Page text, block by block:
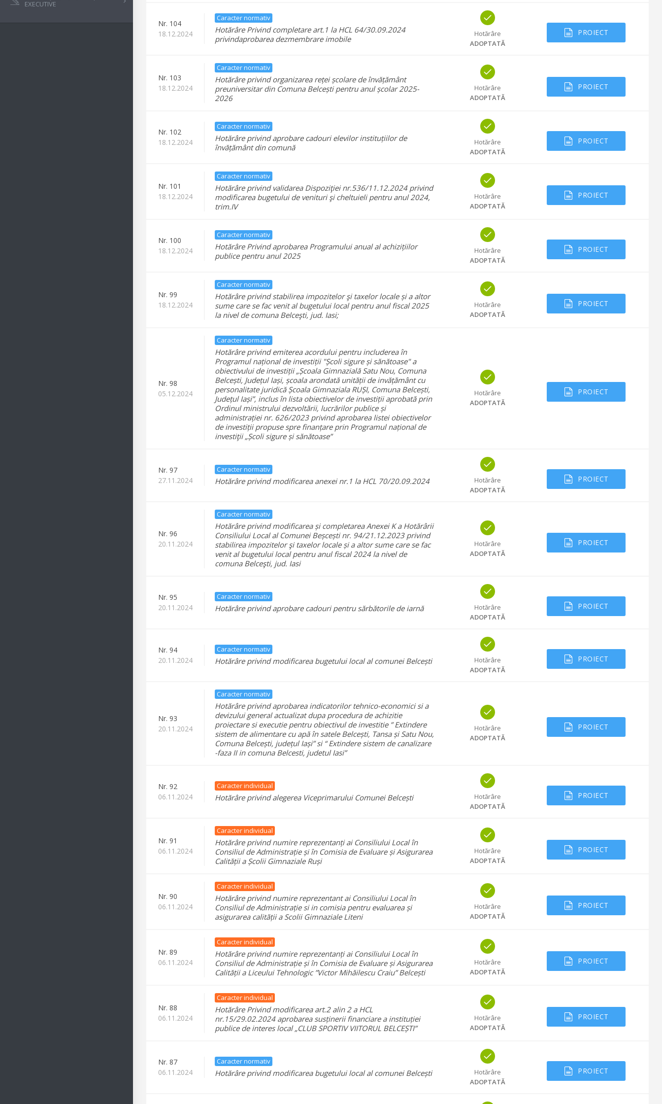
EXECUTIVE
Nr. 104
18.12.2024
Caracter normativ
Hotărâre Privind completare art.1 la HCL 64/30.09.2024
privindaprobarea dezmembrare imobile
Hotărâre
ADOPTATĂ
PROIECT
Nr. 103
18.12.2024
Caracter normativ
Hotărâre privind organizarea reței școlare de învățământ
preuniversitar din Comuna Belcești pentru anul școlar 2025-
2026
Hotărâre
ADOPTATĂ
PROIECT
Nr. 102
18.12.2024
Caracter normativ
Hotărâre privind aprobare cadouri elevilor instituțiilor de
învățământ din comună
Hotărâre
ADOPTATĂ
PROIECT
Nr. 101
18.12.2024
Caracter normativ
Hotărâre privind validarea Dispoziţiei nr.536/11.12.2024 privind
modificarea bugetului de venituri şi cheltuieli pentru anul 2024,
trim.IV
Hotărâre
ADOPTATĂ
PROIECT
Nr. 100
18.12.2024
Caracter normativ
Hotărâre Privind aprobarea Programului anual al achizițiilor
publice pentru anul 2025
Hotărâre
ADOPTATĂ
PROIECT
Nr. 99
18.12.2024
Caracter normativ
Hotărâre privind stabilirea impozitelor şi taxelor locale și a altor
sume care se fac venit al bugetului local pentru anul fiscal 2025
la nivel de comuna Belceşti, jud. Iasi;
Hotărâre
ADOPTATĂ
PROIECT
Nr. 98
05.12.2024
Caracter normativ
Hotărâre privind emiterea acordului pentru includerea în
Programul național de investiții "Școli sigure și sănătoase" a
obiectivului de investiții „Școala Gimnazială Satu Nou, Comuna
Belcești, Județul Iași, școala arondată unității de invățământ cu
personalitate juridică Școala Gimnaziala RUȘI, Comuna Belcești,
Județul Iași”, inclus în lista obiectivelor de investiții aprobată prin
Ordinul ministrului dezvoltării, lucrărilor publice și
administrației nr. 626/2023 privind aprobarea listei obiectivelor
de investiții propuse spre finanțare prin Programul național de
investiţii „Școli sigure și sănătoase”
Hotărâre
ADOPTATĂ
PROIECT
Nr. 97
27.11.2024
Caracter normativ
Hotărâre privind modificarea anexei nr.1 la HCL 70/20.09.2024
Hotărâre
ADOPTATĂ
PROIECT
Nr. 96
20.11.2024
Caracter normativ
Hotărâre privind modificarea și completarea Anexei K a Hotărârii
Consiliului Local al Comunei Beșcești nr. 94/21.12.2023 privind
stabilirea impozitelor şi taxelor locale și a altor sume care se fac
venit al bugetului local pentru anul fiscal 2024 la nivel de
comuna Belceşti, jud. Iasi
Hotărâre
ADOPTATĂ
PROIECT
Nr. 95
20.11.2024
Caracter normativ
Hotărâre privind aprobare cadouri pentru sărbătorile de iarnă
Hotărâre
ADOPTATĂ
PROIECT
Nr. 94
20.11.2024
Caracter normativ
Hotărâre privind modificarea bugetului local al comunei Belcești
Hotărâre
ADOPTATĂ
PROIECT
Nr. 93
20.11.2024
Caracter normativ
Hotărâre privind aprobarea indicatorilor tehnico-economici si a
devizului general actualizat dupa procedura de achizitie
proiectare si executie pentru obiectivul de investitie ” Extindere
sistem de alimentare cu apă în satele Belcești, Tansa și Satu Nou,
Comuna Belcești, județul Iași” si “ Extindere sistem de canalizare
-faza II in comuna Belcesti, judetul Iasi”
Hotărâre
ADOPTATĂ
PROIECT
Nr. 92
06.11.2024
Caracter individual
Hotărâre privind alegerea Viceprimarului Comunei Belcești
Hotărâre
ADOPTATĂ
PROIECT
Nr. 91
06.11.2024
Caracter individual
Hotărâre privind numire reprezentanți ai Consiliului Local în
Consiliul de Administrație și în Comisia de Evaluare și Asigurarea
Calității a Școlii Gimnaziale Ruși
Hotărâre
ADOPTATĂ
PROIECT
Nr. 90
06.11.2024
Caracter individual
Hotărâre privind numire reprezentant ai Consiliului Local în
Consiliul de Administrație si in comisia pentru evaluarea și
asigurarea calității a Scolii Gimnaziale Liteni
Hotărâre
ADOPTATĂ
PROIECT
Nr. 89
06.11.2024
Caracter individual
Hotărâre privind numire reprezentanți ai Consiliului Local în
Consiliul de Administrație și în Comisia de Evaluare și Asigurarea
Calității a Liceului Tehnologic ”Victor Mihăilescu Craiu” Belcești
Hotărâre
ADOPTATĂ
PROIECT
Nr. 88
06.11.2024
Caracter individual
Hotărâre Privind modificarea art.2 alin 2 a HCL
nr.15/29.02.2024 aprobarea susținerii financiare a instituției
publice de interes local „CLUB SPORTIV VIITORUL BELCEȘTI”
Hotărâre
ADOPTATĂ
PROIECT
Nr. 87
06.11.2024
Caracter normativ
Hotărâre privind modificarea bugetului local al comunei Belcești
Hotărâre
ADOPTATĂ
PROIECT